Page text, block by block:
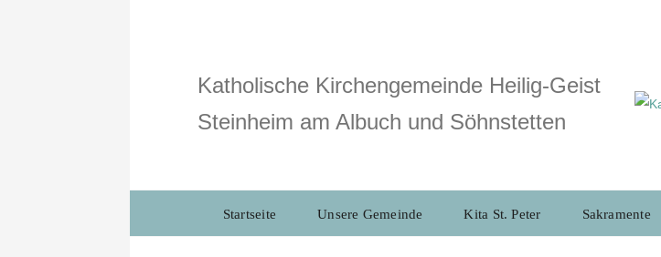
Katholische Kirchengemeinde Heilig-Geist
Steinheim am Albuch und Söhnstetten
Startseite Unsere Gemeinde Kita St. Peter Sakramente